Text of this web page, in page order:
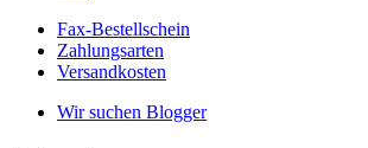
Fax-Bestellschein
Zahlungsarten
Versandkosten
Wir suchen Blogger